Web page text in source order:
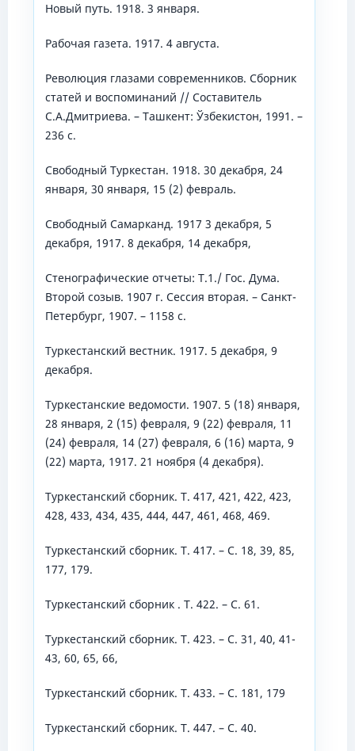
Новый путь. 1918. 3 января.
Рабочая газета. 1917. 4 августа.
Революция глазами современников. Сборник
статей и воспоминаний // Составитель
С.А.Дмитриева. – Ташкент: Ўзбекистон, 1991. –
236 с.
Свободный Туркестан. 1918. 30 декабря, 24
января, 30 января, 15 (2) февраль.
Свободный Самарканд. 1917 3 декабря, 5
декабря, 1917. 8 декабря, 14 декабря,
Стенографические отчеты: Т.1./ Гос. Дума.
Второй созыв. 1907 г. Сессия вторая. – Санкт-
Петербург, 1907. – 1158 с.
Туркестанский вестник. 1917. 5 декабря, 9
декабря.
Туркестанские ведомости. 1907. 5 (18) января,
28 января, 2 (15) февраля, 9 (22) февраля, 11
(24) февраля, 14 (27) февраля, 6 (16) марта, 9
(22) марта, 1917. 21 ноября (4 декабря).
Туркестанский сборник. Т. 417, 421, 422, 423,
428, 433, 434, 435, 444, 447, 461, 468, 469.
Туркестанский сборник. Т. 417. – С. 18, 39, 85,
177, 179.
Туркестанский сборник . Т. 422. – С. 61.
Туркестанский сборник. Т. 423. – С. 31, 40, 41-
43, 60, 65, 66,
Туркестанский сборник. Т. 433. – С. 181, 179
Туркестанский сборник. Т. 447. – С. 40.